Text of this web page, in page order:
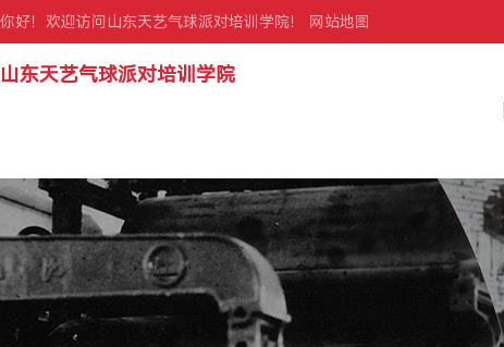
你好！欢迎访问山东天艺气球派对培训学院！ 网站地图
山东天艺气球派对培训学院